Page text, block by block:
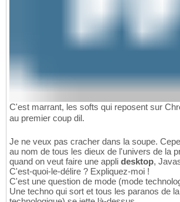
C'est marrant, les softs qui reposent sur
au premier coup dil.
Je ne veux pas cracher dans la soupe.
au nom de tous les dieux de l'univers de la
quand on veut faire une appli desktop,
C'est-quoi-le-délire ? Expliquez-moi !
C'est une question de mode (mode
Une techno qui sort et tous les paranos de